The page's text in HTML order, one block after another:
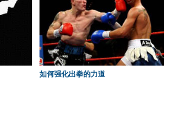
如何强化出拳的力道